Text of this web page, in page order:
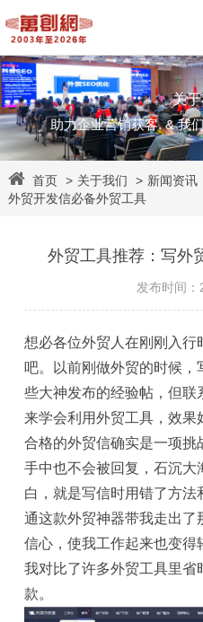
网
站
建
营
销
视
关
助力企业营销获客. & 我
首页 > 关于我们 > 新闻资讯
外贸开发信必备外贸工具
外贸工具推荐：写外
发布时间
想必各位外贸人在刚刚入行
吧。以前刚做外贸的时候
些大神发布的经验帖，但
来学会利用外贸工具，效
合格的外贸信确实是一项挑
手中也不会被回复，石沉大
白，就是写信时用错了方
通这款外贸神器带我走出
信心，使我工作起来也变得
我对比了许多外贸工具里省
款。